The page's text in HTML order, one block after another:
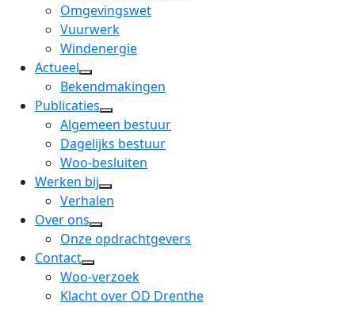
Omgevingswet
Vuurwerk
Windenergie
Actueel
open
dropdown
menu
Bekendmakingen
Publicaties
open
dropdown
menu
Algemeen bestuur
Dagelijks bestuur
Woo-besluiten
Werken bij
open
menu
Verhalen
Over ons
open
dropdown
menu
Onze opdrachtgevers
Contact
open
dropdown
Woo-verzoek
Klacht over OD Drenthe